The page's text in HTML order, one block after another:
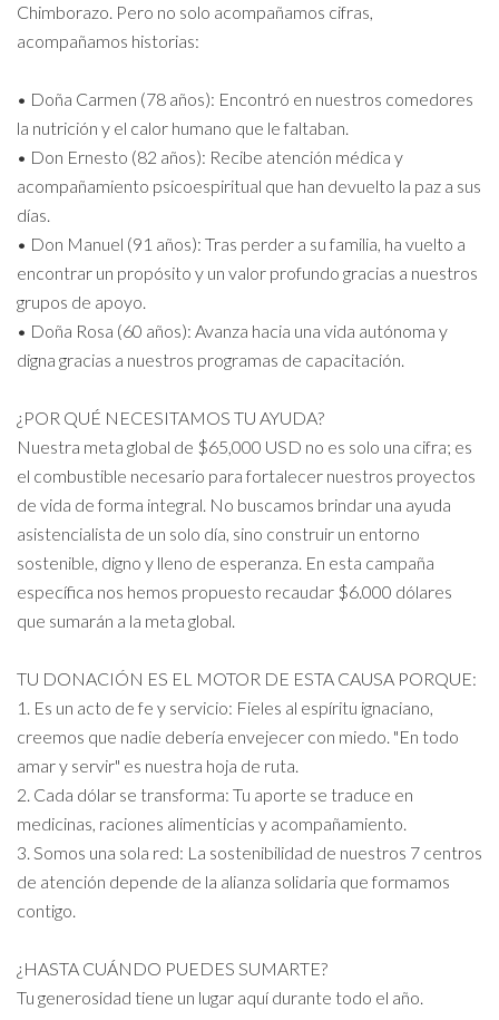
Chimborazo. Pero no solo acompañamos cifras,
acompañamos historias:
• Doña Carmen (78 años): Encontró en nuestros comedores
la nutrición y el calor humano que le faltaban.
• Don Ernesto (82 años): Recibe atención médica y
acompañamiento psicoespiritual que han devuelto la paz a sus
días.
• Don Manuel (91 años): Tras perder a su familia, ha vuelto a
encontrar un propósito y un valor profundo gracias a nuestros
grupos de apoyo.
• Doña Rosa (60 años): Avanza hacia una vida autónoma y
digna gracias a nuestros programas de capacitación.
¿POR QUÉ NECESITAMOS TU AYUDA?
Nuestra meta global de $65,000 USD no es solo una cifra; es
el combustible necesario para fortalecer nuestros proyectos
de vida de forma integral. No buscamos brindar una ayuda
asistencialista de un solo día, sino construir un entorno
sostenible, digno y lleno de esperanza. En esta campaña
específica nos hemos propuesto recaudar $6.000 dólares
que sumarán a la meta global.
TU DONACIÓN ES EL MOTOR DE ESTA CAUSA PORQUE:
1. Es un acto de fe y servicio: Fieles al espíritu ignaciano,
creemos que nadie debería envejecer con miedo. "En todo
amar y servir" es nuestra hoja de ruta.
2. Cada dólar se transforma: Tu aporte se traduce en
medicinas, raciones alimenticias y acompañamiento.
3. Somos una sola red: La sostenibilidad de nuestros 7 centros
de atención depende de la alianza solidaria que formamos
contigo.
¿HASTA CUÁNDO PUEDES SUMARTE?
Tu generosidad tiene un lugar aquí durante todo el año.